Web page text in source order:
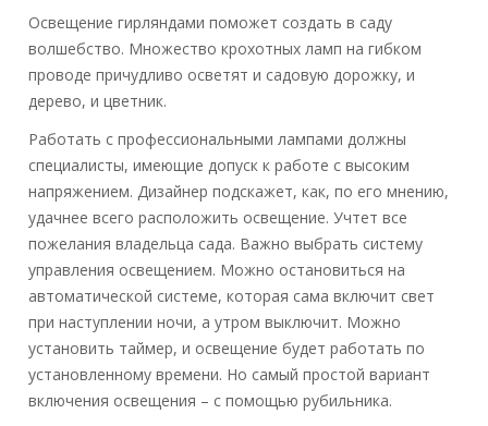
Освещение гирляндами поможет создать в саду
волшебство. Множество крохотных ламп на гибком
проводе причудливо осветят и садовую дорожку, и
дерево, и цветник.
Работать с профессиональными лампами должны
специалисты, имеющие допуск к работе с высоким
напряжением. Дизайнер подскажет, как, по его мнению,
удачнее всего расположить освещение. Учтет все
пожелания владельца сада. Важно выбрать систему
управления освещением. Можно остановиться на
автоматической системе, которая сама включит свет
при наступлении ночи, а утром выключит. Можно
установить таймер, и освещение будет работать по
установленному времени. Но самый простой вариант
включения освещения – с помощью рубильника.